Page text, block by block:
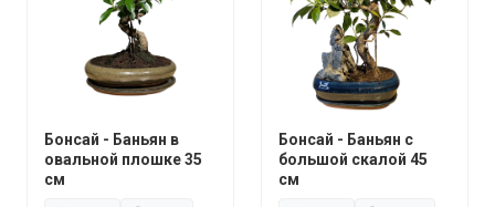
Бонсай - Баньян в
овальной плошке 35
см
Бонсай - Баньян с
большой скалой 45
см